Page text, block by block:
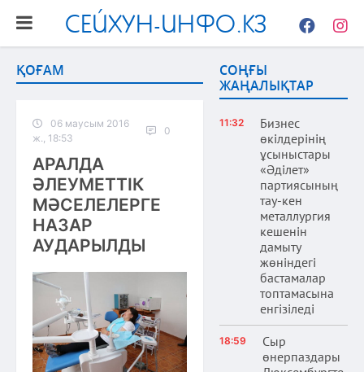
СЕЙХУН-ИНФО.КЗ
Facebook
ҚОҒАМ
06 маусым 2016
ж., 18:53
0
АРАЛДА
ӘЛЕУМЕТТІК
МӘСЕЛЕЛЕРГЕ
НАЗАР
АУДАРЫЛДЫ
СОҢҒЫ
ЖАҢАЛЫҚТАР
11:32
Бизнес
өкілдерінің
ұсыныстары
«Әділет»
партиясының
тау-кен
металлургия
кешенін
дамыту
жөніндегі
бастамалар
топтамасына
енгізіледі
18:59
Сыр
өнерпаздары